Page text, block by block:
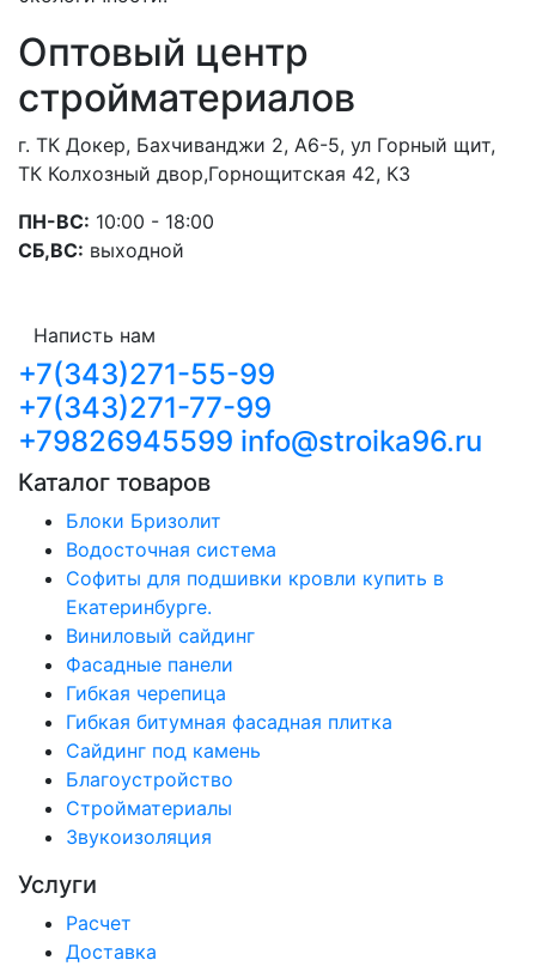
Оптовый центр
стройматериалов
г. ТК Докер, Бахчиванджи 2, А6-5, ул Горный щит,
ТК Колхозный двор,Горнощитская 42, К3
ПН-ВС: 10:00 - 18:00
СБ,ВС: выходной
Написть нам
+7(343)271-55-99
+7(343)271-77-99
+79826945599 info@stroika96.ru
Каталог товаров
Блоки Бризолит
Водосточная система
Софиты для подшивки кровли купить в
Екатеринбурге.
Виниловый сайдинг
Фасадные панели
Гибкая черепица
Гибкая битумная фасадная плитка
Сайдинг под камень
Благоустройство
Стройматериалы
Звукоизоляция
Услуги
Расчет
Доставка